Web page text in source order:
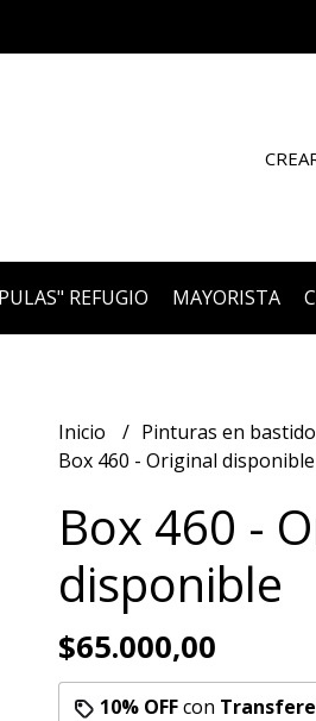
REFUGIO MAYORISTA
Inicio Pinturas en
Box 460 - Original disponible
Box 460 -
disponible
$65.000,00
10% OFFcon